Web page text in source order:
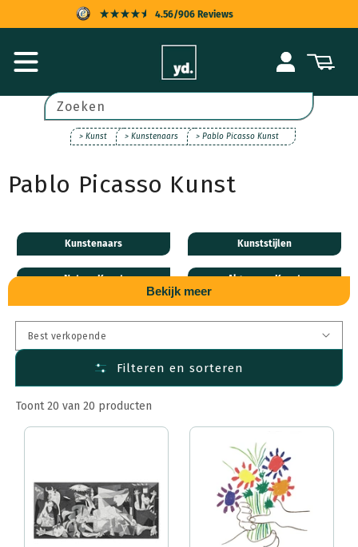
content
4.56/906 Reviews
KOPERSBESCHERMING
SNELLE LEVERING
UITSTEKENDE KLANTENSERVICE
InloggenWinkelwagen
Zoeken
> Kunst > Kunstenaars > Pablo Picasso Kunst
Pablo Picasso Kunst
Kunstenaars Kunststijlen
Natuur Kunst Algemeen Kunst
Bekijk meer
Filteren en sorteren
Toont 20 van 20 producten